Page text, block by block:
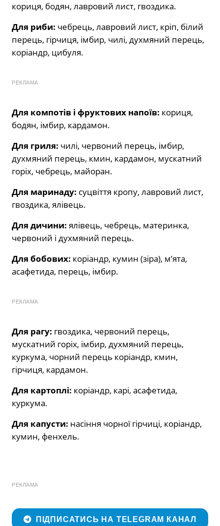
кориця, бодян, лавровий лист, гвоздика.
Для риби: чебрець, лавровий лист, кріп, білий
перець, гірчиця, імбир, чилі, духмяний перець,
коріандр, цибуля.
РЕКЛАМА
Для компотів і фруктових напоїв: кориця,
бодян, імбир, кардамон.
Для гриля: чилі, червоний перець, імбир,
духмяний перець, кмин, кардамон, мускатний
горіх, чебрець, майоран.
Для маринаду: суцвіття кропу, лавровий лист,
гвоздика, ялівець.
Для дичини: ялівець, чебрець, материнка,
червоний і духмяний перець.
Для бобових: коріандр, кумин (зіра), м’ята,
асафетида, перець, імбир.
РЕКЛАМА
Для рагу: гвоздика, червоний перець,
мускатний горіх, імбир, духмяний перець,
куркума, чорний перець коріандр, кмин,
гірчиця, кардамон.
Для картоплі: коріандр, карі, асафетида,
куркума.
Для капусти: насіння чорної гірчиці, коріандр,
кумин, фенхель.
РЕКЛАМА
ПІДПИСАТИСЬ НА TELEGRAM КАНАЛ